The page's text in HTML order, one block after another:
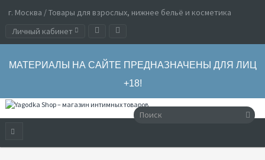
г. Москва / Товары для взрослых, нижнее бельё и косметика
Личный кабинет
МАТЕРИАЛЫ НА САЙТЕ ПРЕДНАЗНАЧЕНЫ ДЛЯ ЛИЦ
+18!